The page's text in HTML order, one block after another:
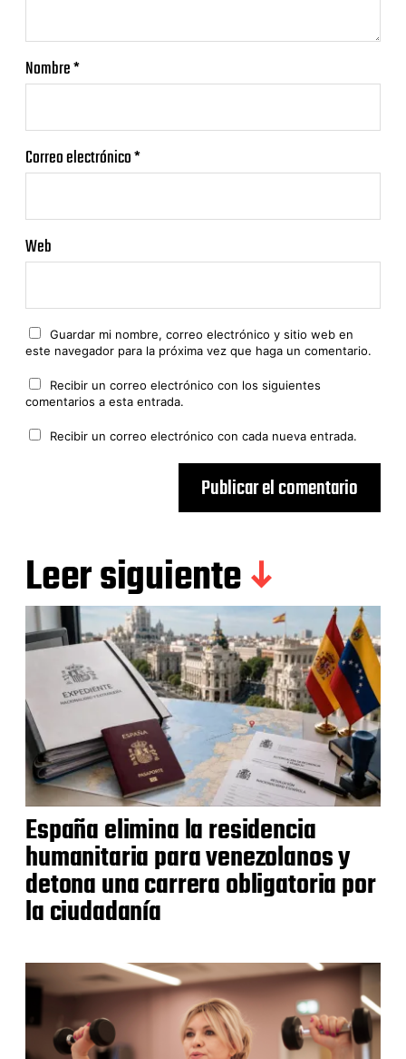
Nombre*
Correo electrónico*
Web
Guardar mi nombre, correo electrónico y sitio web en
este navegador para la próxima vez que haga un comentario.
Recibir un correo electrónico con los siguientes
comentarios a esta entrada.
Recibir un correo electrónico con cada nueva entrada.
Leer siguiente
España elimina la residencia
humanitaria para venezolanos y
detona una carrera obligatoria por
la ciudadanía